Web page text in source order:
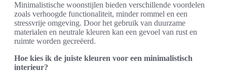
Minimalistische woonstijlen bieden verschillende voordelen
zoals verhoogde functionaliteit, minder rommel en een
stressvrije omgeving. Door het gebruik van duurzame
materialen en neutrale kleuren kan een gevoel van rust en
ruimte worden gecreëerd.
Hoe kies ik de juiste kleuren voor een minimalistisch
interieur?